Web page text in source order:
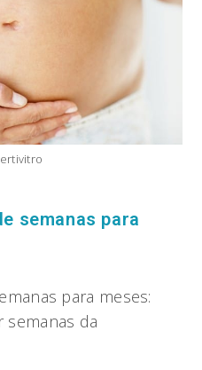
semanas para
para meses:
da